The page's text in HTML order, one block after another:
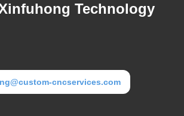
Technology
cncservices.com